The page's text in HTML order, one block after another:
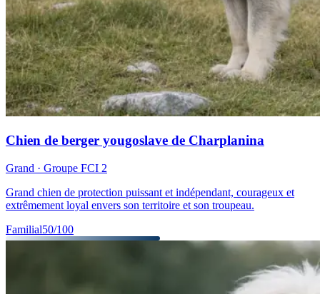
Chien de berger yougoslave de Charplanina
Grand · Groupe FCI 2
Grand chien de protection puissant et indépendant, courageux et
extrêmement loyal envers son territoire et son troupeau.
Familial50/100